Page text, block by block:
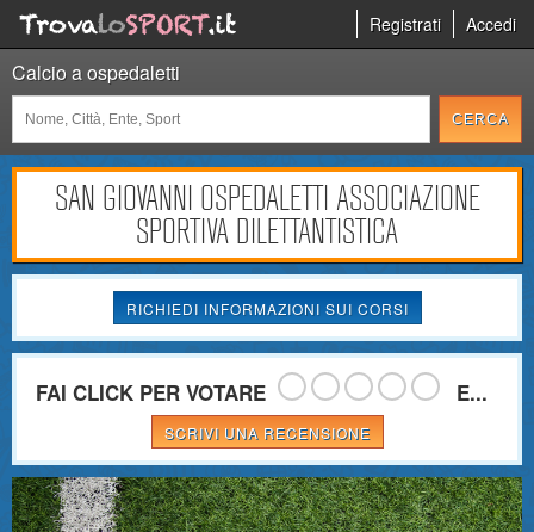
Registrati Accedi
Calcio a ospedaletti
SAN GIOVANNI OSPEDALETTI ASSOCIAZIONE
SPORTIVA DILETTANTISTICA
RICHIEDI INFORMAZIONI SUI CORSI
FAI CLICK PER VOTARE E...
SCRIVI UNA RECENSIONE